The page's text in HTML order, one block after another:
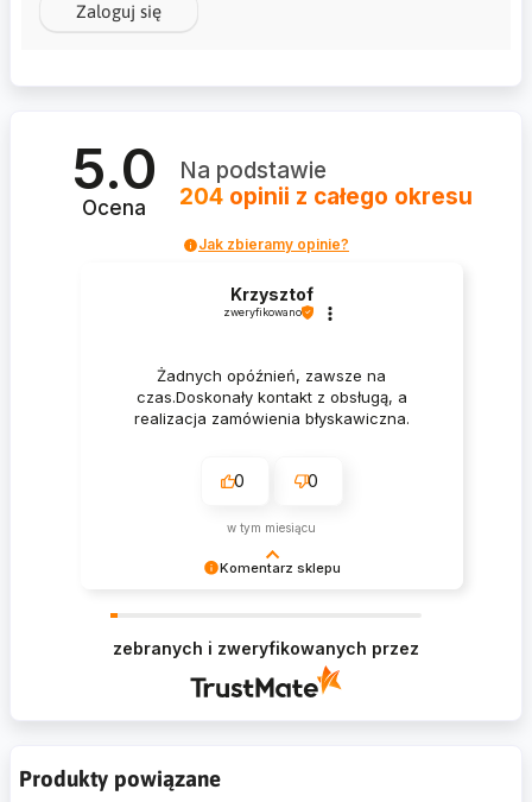
Zaloguj się
5.0
Ocena
Na podstawie
204 opinii z całego okresu
Jak zbieramy opinie?
Komentarz sklepu
Krzysztof
zweryfikowano
Żadnych opóźnień, zawsze na
czas.Doskonały kontakt z obsługą, a
realizacja zamówienia błyskawiczna.
0 0
w tym miesiącu
zebranych i zweryfikowanych przez
Produkty powiązane